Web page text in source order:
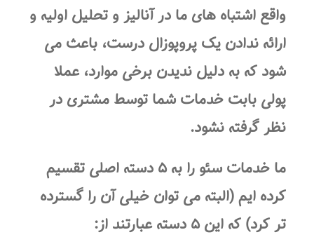
واقع اشتباه های ما در آنالیز و تحلیل اولیه و
ارائه ندادن یک پروپوزال درست، باعث می
شود که به دلیل ندیدن برخی موارد، عملا
پولی بابت خدمات شما توسط مشتری در
نظر گرفته نشود.
ما خدمات سئو را به ۵ دسته اصلی تقسیم
کرده ایم (البته می توان خیلی آن را گسترده
تر کرد) که این ۵ دسته عبارتند از: